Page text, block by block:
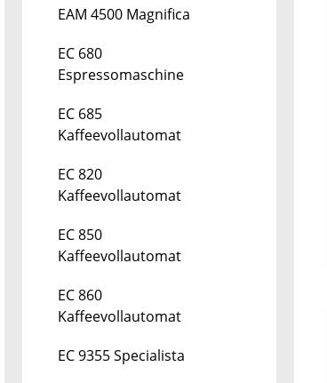
EAM 4500 Magnifica
EC 680
Espressomaschine
EC 685
Kaffeevollautomat
EC 820
Kaffeevollautomat
EC 850
Kaffeevollautomat
EC 860
Kaffeevollautomat
EC 9355 Specialista